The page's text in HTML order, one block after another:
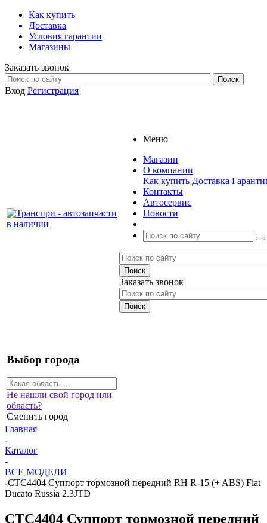
Как купить
Доставка
Условия гарантии
Магазины
Заказать звонок
Вход Регистрация
Меню
Магазин
О компании
Как купить Доставка
Контакты
Автосервис
Новости
Заказать звонок
Выбор города
Не нашли свой город или
область?
Сменить город
Главная
-
Каталог
-
ВСЕ МОДЕЛИ
-CTC4404 Суппорт тормозной передний RH R-15 (+ ABS) Fiat
Ducato Russia 2.3JTD
CTC4404 Суппорт тормозной передний